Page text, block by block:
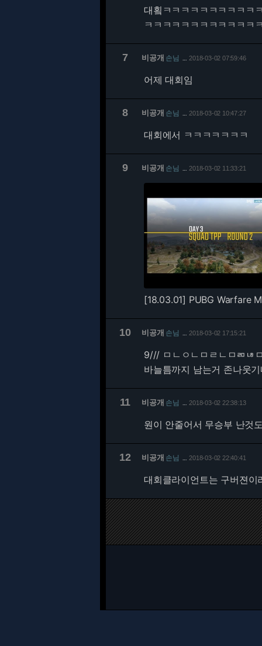
대횤ㅋㅋㅋㅋㅋㅋㅋㅋㅋㅋ
ㅋㅋㅋㅋㅋㅋㅋㅋㅋㅋㅋㅋ
7 비공개 손님 2018-03-02 07:59:46
어제 대회임
8 비공개 손님 2018-03-02 10:47:27
대회에서 ㅋㅋㅋㅋㅋㅋㅋ
9 비공개 손님 2018-03-02 11:33:21
[18.03.01] PUBG Warfare
10 비공개 손님 2018-03-02 17:15:21
9/// ㅁㄴㅇㄴㅁㄹㄴㅁㄻㄶ
바늘틈까지 남는거 존나웃
11 비공개 손님 2018-03-02 22:38:13
원이 안줄어서 무승부 난것
12 비공개 손님 2018-03-02 22:40:41
대회클라이언트는 구버젼이